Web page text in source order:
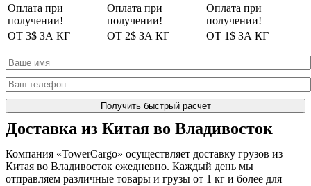
Оплата при
получении!
Оплата при
получении!
Оплата при
получении!
ОТ 3$ ЗА КГ
ОТ 2$ ЗА КГ ОТ 1$ ЗА КГ
Доставка из Китая во Владивосток
Компания «TowerCargo» осуществляет доставку грузов из
Китая во Владивосток ежедневно. Каждый день мы
отправляем различные товары и грузы от 1 кг и более для